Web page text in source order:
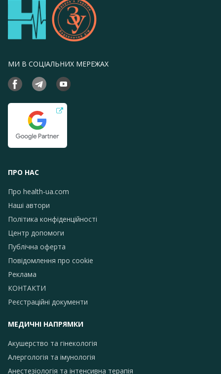
МИ В СОЦІАЛЬНИХ МЕРЕЖАХ
ПРО НАС
Про health-ua.com
Наші автори
Політика конфіденційності
Центр допомоги
Публічна оферта
Повідомлення про сookie
Реклама
КОНТАКТИ
Реєстраційні документи
МЕДИЧНІ НАПРЯМКИ
Акушерство та гінекологія
Алергологія та імунологія
Анестезіологія та інтенсивна терапія